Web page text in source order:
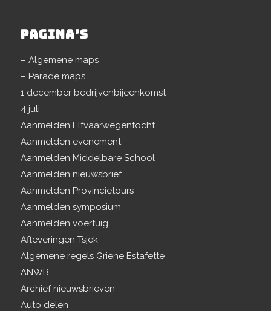
PAGINA’S
– Algemene maps
– Parade maps
1 december bedrijvenbijeenkomst
4 juli
Aanmelden Elfvaarwegentocht
Aanmelden evenement
Aanmelden Middelbare School
Aanmelden nieuwsbrief
Aanmelden Provincietours
Aanmelden symposium
Aanmelden voertuig
Afleveringen Tsjek
Algemene regels Griene Estafette
ANWB
Archief nieuwsbrieven
Auto delen